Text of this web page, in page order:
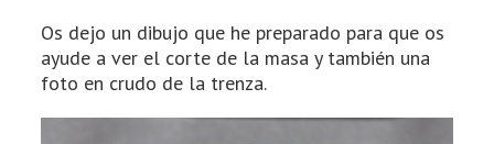
Os dejo un dibujo que he preparado para que os
ayude a ver el corte de la masa y también una
foto en crudo de la trenza.